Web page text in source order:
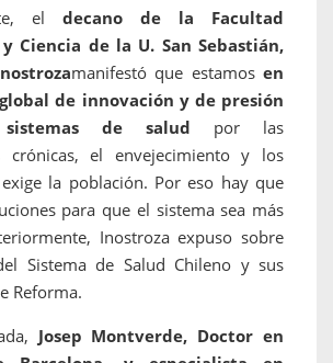
el decano de la Facultad
Ciencia de la U. San Sebastián,
manifestó que estamosen
de innovación y de presión
de salud por las
crónicas, el envejecimiento y los
la población. Por eso hay que
para que el sistema sea más
Inostroza expuso sobre
Sistema de Salud Chileno y sus
Reforma.
Josep Montverde, Doctor en